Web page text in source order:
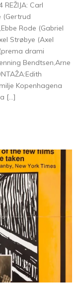
Carl
(Gertrud
Rode (Gabriel
Strøbye (Axel
drami
Bendtsen,Arne
Kopenhagena
[…]